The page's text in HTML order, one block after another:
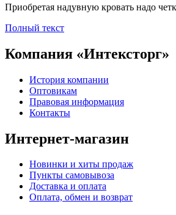
Приобретая надувную кровать надо
Полный текст
Компания «Интексторг»
История компании
Оптовикам
Правовая информация
Контакты
Интернет-магазин
Новинки и хиты продаж
Пункты самовывоза
Доставка и оплата
Оплата, обмен и возврат